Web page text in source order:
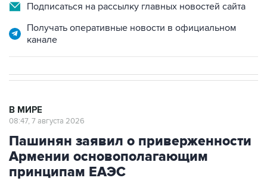
Подписаться на рассылку главных новостей сайта
Получать оперативные новости в официальном
канале
В МИРЕ
08:47, 7 августа 2026
Пашинян заявил о приверженности
Армении основополагающим
принципам ЕАЭС